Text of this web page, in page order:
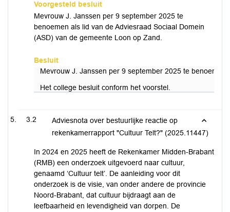
Voorgesteld besluit
Mevrouw J. Janssen per 9 september 2025 te
benoemen als lid van de Adviesraad Sociaal Domein
(ASD) van de gemeente Loon op Zand.
Besluit
Mevrouw J. Janssen per 9 september 2025 te
Het college besluit conform het voorstel.
3.2
Adviesnota over bestuurlijke reactie op
rekenkamerrapport "Cultuur Telt?" (2025.11447)
In 2024 en 2025 heeft de Rekenkamer Midden-Brabant
(RMB) een onderzoek uitgevoerd naar cultuur,
genaamd ‘Cultuur telt’. De aanleiding voor dit
onderzoek is de visie, van onder andere de provincie
Noord-Brabant, dat cultuur bijdraagt aan de
leefbaarheid en levendigheid van dorpen. De